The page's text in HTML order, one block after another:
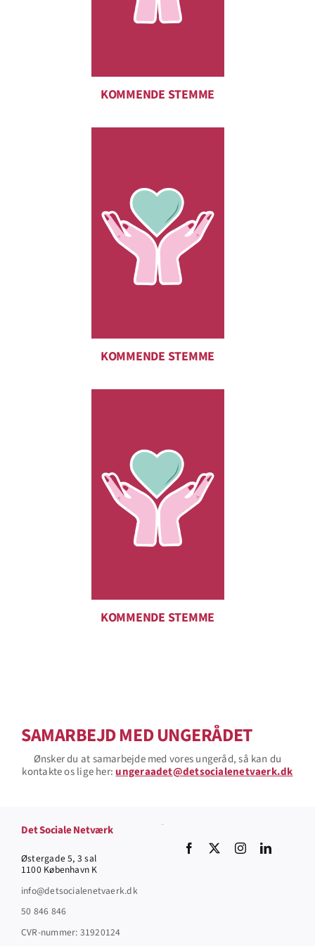
KOMMENDE STEMME
KOMMENDE STEMME
KOMMENDE STEMME
SAMARBEJD MED UNGERÅDET
Ønsker du at samarbejde med vores ungeråd, så kan du
kontakte os lige her: ungeraadet@detsocialenetvaerk.dk
Det Sociale Netværk
Østergade 5, 3 sal
1100 København K
info@detsocialenetvaerk.dk
50 846 846
CVR-nummer: 31920124